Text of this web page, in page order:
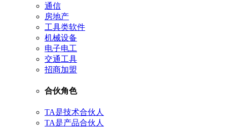
通信
房地产
工具类软件
机械设备
电子电工
交通工具
招商加盟
合伙角色
TA是技术合伙人
TA是产品合伙人